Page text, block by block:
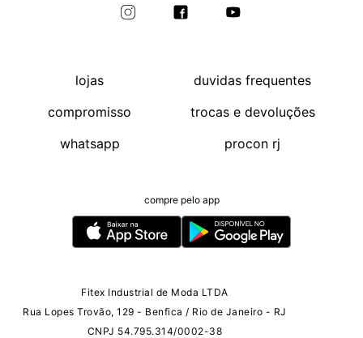
lojas
compromisso
whatsapp
duvidas frequentes
trocas e devoluções
procon rj
compre pelo app
Fitex Industrial de Moda LTDA
Rua Lopes Trovão, 129 - Benfica / Rio de Janeiro - RJ
CNPJ 54.795.314/0002-38